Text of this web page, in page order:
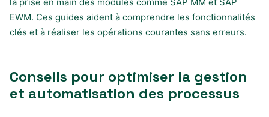
la prise en main des modules comme SAP MM et SAP
EWM. Ces guides aident à comprendre les fonctionnalités
clés et à réaliser les opérations courantes sans erreurs.
Conseils pour optimiser la gestion
et automatisation des processus